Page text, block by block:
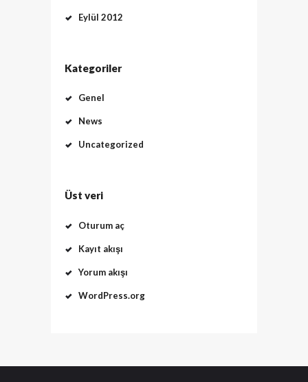
Eylül 2012
Kategoriler
Genel
News
Uncategorized
Üst veri
Oturum aç
Kayıt akışı
Yorum akışı
WordPress.org